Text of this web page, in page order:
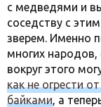
с медведями и
соседству с
зверем. Именно
многих народов,
вокруг этого
как не огрести
байками, а